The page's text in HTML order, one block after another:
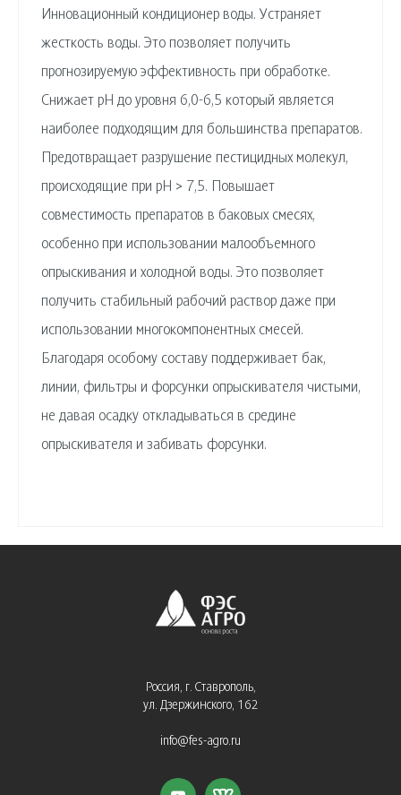
Инновационный кондиционер воды. Устраняет
жесткость воды. Это позволяет получить
прогнозируемую эффективность при обработке.
Снижает рН до уровня 6,0-6,5 который является
наиболее подходящим для большинства препаратов.
Предотвращает разрушение пестицидных молекул,
происходящие при рН > 7,5. Повышает
совместимость препаратов в баковых смесях,
особенно при использовании малообъемного
опрыскивания и холодной воды. Это позволяет
получить стабильный рабочий раствор даже при
использовании многокомпонентных смесей.
Благодаря особому составу поддерживает бак,
линии, фильтры и форсунки опрыскивателя чистыми,
не давая осадку откладываться в средине
опрыскивателя и забивать форсунки.
Россия, г. Ставрополь,
ул. Дзержинского, 162
info@fes-agro.ru